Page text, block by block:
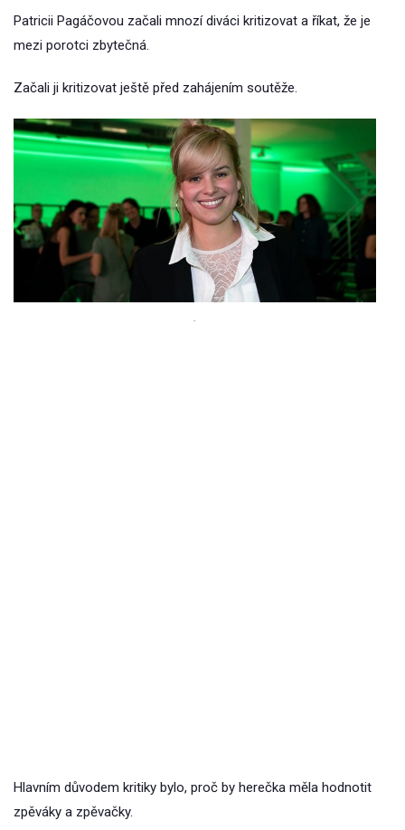
Patricii Pagáčovou začali mnozí diváci kritizovat a říkat, že je
mezi porotci zbytečná.
Začali ji kritizovat ještě před zahájením soutěže.
.
Hlavním důvodem kritiky bylo, proč by herečka měla hodnotit
zpěváky a zpěvačky.